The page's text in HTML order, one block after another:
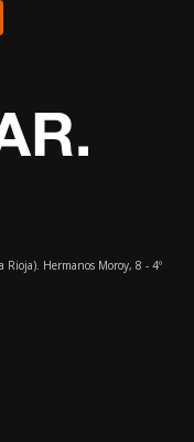
Rioja). Hermanos Moroy, 8 - 4º